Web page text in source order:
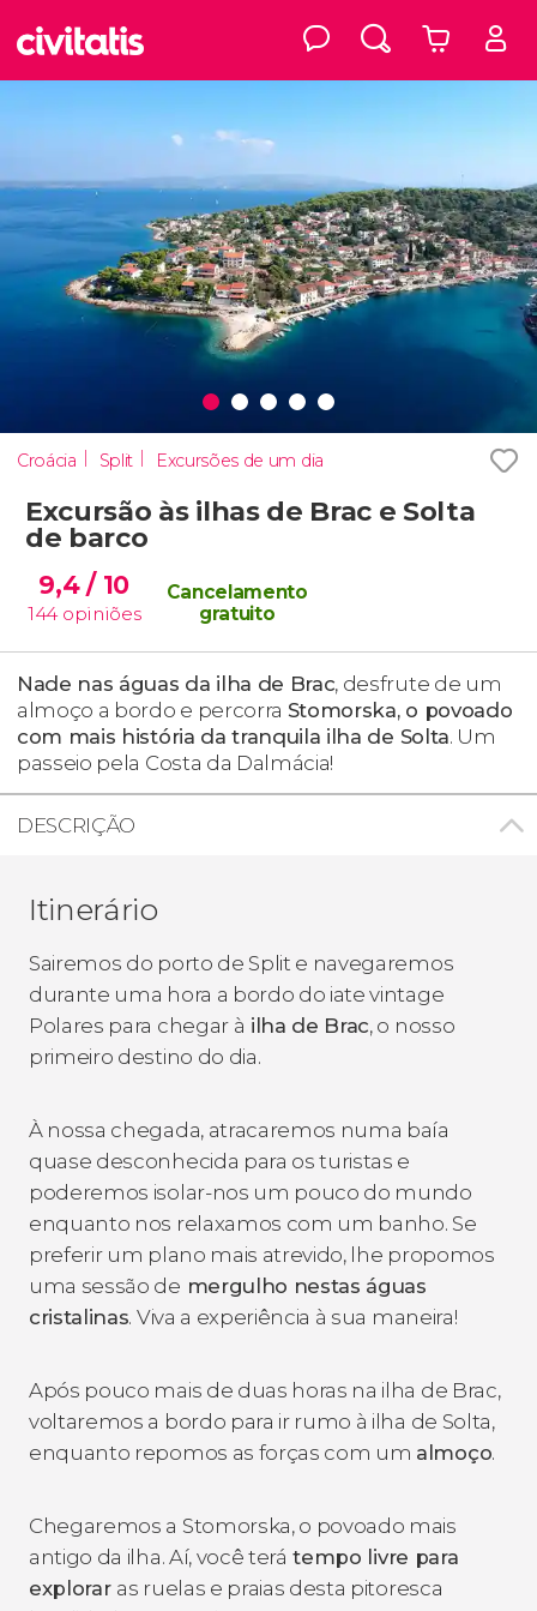
Croácia Split Excursões de um dia
Excursão às ilhas de Brac e Solta
de barco
9,4/ 10
144 opiniões
Cancelamento
gratuito
Nade nas águas da ilha de Brac, desfrute de um
almoço a bordo e percorra Stomorska, o povoado
com mais história da tranquila ilha de Solta. Um
passeio pela Costa da Dalmácia!
DESCRIÇÃO
Itinerário
Sairemos do porto de Split e navegaremos
durante uma hora a bordo do iate vintage
Polares para chegar à ilha de Brac, o nosso
primeiro destino do dia.
À nossa chegada, atracaremos numa baía
quase desconhecida para os turistas e
poderemos isolar-nos um pouco do mundo
enquanto nos relaxamos com um banho. Se
preferir um plano mais atrevido, lhe propomos
uma sessão de mergulho nestas águas
cristalinas. Viva a experiência à sua maneira!
Após pouco mais de duas horas na ilha de Brac,
voltaremos a bordo para ir rumo à ilha de Solta,
enquanto repomos as forças com um almoço.
Chegaremos a Stomorska, o povoado mais
antigo da ilha. Aí, você terá tempo livre para
explorar as ruelas e praias desta pitoresca